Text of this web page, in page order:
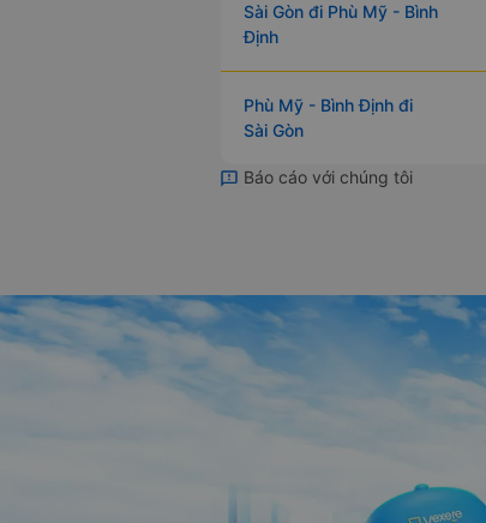
Sài Gòn đi Phù Mỹ - Bình
Định
Phù Mỹ - Bình Định đi
Sài Gòn
Báo cáo với chúng tôi